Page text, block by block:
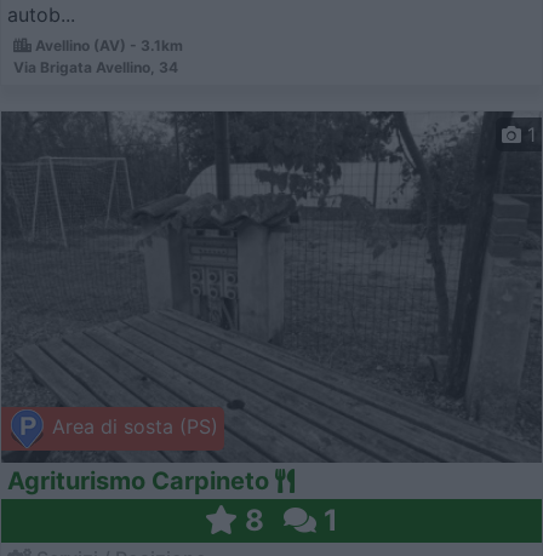
autob...
Avellino (AV) - 3.1km
Via Brigata Avellino, 34
Area di sosta (PS)
1
Agriturismo Carpineto
8 1